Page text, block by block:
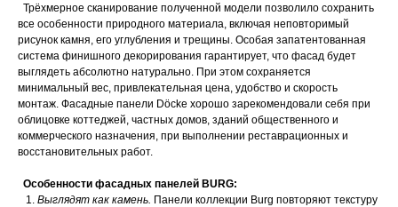
Трёхмерное сканирование полученной модели позволило сохранить
все особенности природного материала, включая неповторимый
рисунок камня, его углубления и трещины. Особая запатентованная
система финишного декорирования гарантирует, что фасад будет
выглядеть абсолютно натурально. При этом сохраняется
минимальный вес, привлекательная цена, удобство и скорость
монтаж. Фасадные панели Döcke хорошо зарекомендовали себя при
облицовке коттеджей, частных домов, зданий общественного и
коммерческого назначения, при выполнении реставрационных и
восстановительных работ.
Особенности фасадных панелей BURG:
Выглядят как камень. Панели коллекции Burg повторяют текстуру